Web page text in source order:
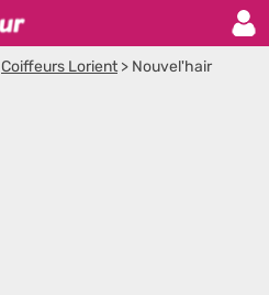
Coiffeurs Lorient> Nouvel'hair